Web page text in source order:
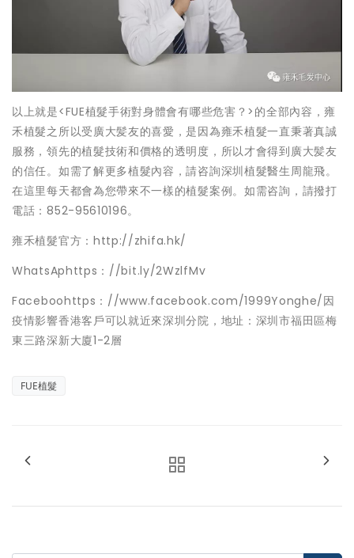
以上就是<FUE植髮手術對身體會有哪些危害？>的全部內容，雍
禾植髮之所以受廣大髪友的喜愛，是因為雍禾植髮一直秉著真誠
服務，領先的植髮技術和價格的透明度，所以才會得到廣大髪友
的信任。如需了解更多植髮內容，請咨詢深圳植髮醫生周龍飛。
在這里每天都會為您帶來不一樣的植髮案例。如需咨詢，請撥打
電話：852-95610196。
雍禾植髮官方：http://zhifa.hk/
WhatsAphttps：//bit.ly/2WzlfMv
Faceboohttps：//www.facebook.com/1999Yonghe/因
疫情影響香港客戶可以就近來深圳分院，地址：深圳市福田區梅
東三路深新大廈1-2層
FUE植髮